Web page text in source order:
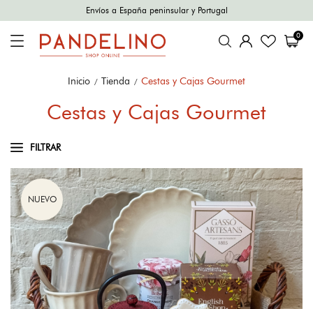
Envíos a España peninsular y Portugal
0
Inicio Tienda Cestas y Cajas Gourmet
Cestas y Cajas Gourmet
FILTRAR
NUEVO